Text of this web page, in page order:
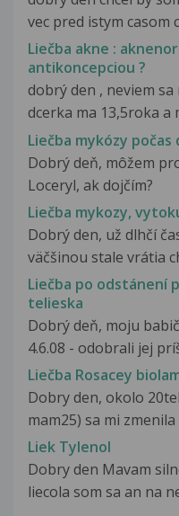
vec pred istym casom
Liečba akne :
antikoncepciou ?
dobrý den , neviem
dcerka ma 13,5roka a
Liečba mykózy počas
Dobrý deň, môžem
Loceryl, ak dojčím?
Liečba mykozy,
Dobrý den, už dlhčí
väčšinou stale vrátia
Liečba po odstánení
telieska
Dobrý deň, moju
4.6.08 - odobrali jej
Liečba Rosacey
Dobry den, okolo
mam25) sa mi
Liek Tylenol
Dobry den Mavam
liecola som sa an na